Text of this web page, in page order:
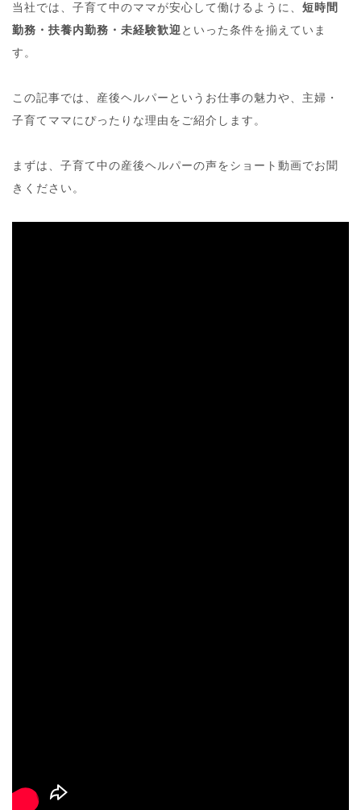
当社では、子育て中のママが安心して働けるように、 短時間
勤務・扶養内勤務・未経験歓迎 といった条件を揃えていま
す。
この記事では、産後ヘルパーというお仕事の魅力や、主婦・
子育てママにぴったりな理由をご紹介します。
まずは、子育て中の産後ヘルパーの声をショート動画でお聞
きください。